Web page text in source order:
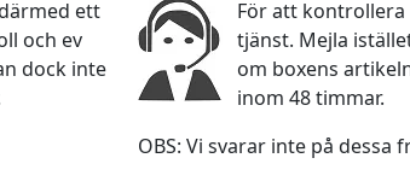
ett
och ev
dock inte
För att
tjänst. Mejla
om boxens
inom 48 timmar.
OBS: Vi svarar inte på dessa